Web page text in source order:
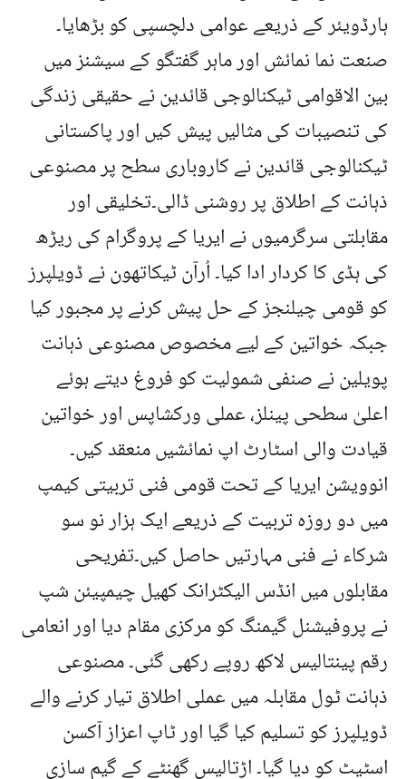
ہارڈویئر کے ذریعے عوامی دلچسپی کو بڑھایا۔
صنعت نما نمائش اور ماہر گفتگو کے سیشنز میں
بین الاقوامی ٹیکنالوجی قائدین نے حقیقی زندگی
کی تنصیبات کی مثالیں پیش کیں اور پاکستانی
ٹیکنالوجی قائدین نے کاروباری سطح پر مصنوعی
ذہانت کے اطلاق پر روشنی ڈالی۔تخلیقی اور
مقابلتی سرگرمیوں نے ایریا کے پروگرام کی ریڑھ
کی ہڈی کا کردار ادا کیا۔ اُرآن ٹیکاتھون نے ڈویلپرز
کو قومی چیلنجز کے حل پیش کرنے پر مجبور کیا
جبکہ خواتین کے لیے مخصوص مصنوعی ذہانت
پویلین نے صنفی شمولیت کو فروغ دیتے ہوئے
اعلیٰ سطحی پینلز، عملی ورکشاپس اور خواتین
قیادت والی اسٹارٹ اپ نمائشیں منعقد کیں۔
انوویشن ایریا کے تحت قومی فنی تربیتی کیمپ
میں دو روزہ تربیت کے ذریعے ایک ہزار نو سو
شرکاء نے فنی مہارتیں حاصل کیں۔تفریحی
مقابلوں میں انڈس الیکٹرانک کھیل چیمپیئن شپ
نے پروفیشنل گیمنگ کو مرکزی مقام دیا اور انعامی
رقم پینتالیس لاکھ روپے رکھی گئی۔ مصنوعی
ذہانت ٹول مقابلہ میں عملی اطلاق تیار کرنے والے
ڈویلپرز کو تسلیم کیا گیا اور ٹاپ اعزاز آکسن
اسٹیٹ کو دیا گیا۔ اڑتالیس گھنٹے کے گیم سازی